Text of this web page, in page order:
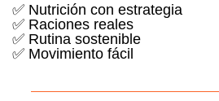
✅ Nutrición con estrategia
✅ Raciones reales
✅ Rutina sostenible
✅ Movimiento fácil